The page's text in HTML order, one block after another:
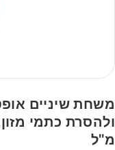
משחת שיניים
מ"ל